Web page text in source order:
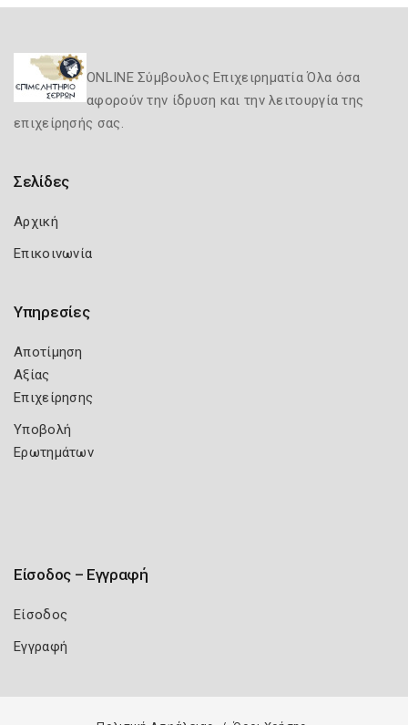
ONLINE Σύμβουλος Επιχειρηματία Όλα όσα
αφορούν την ίδρυση και την λειτουργία της
επιχείρησής σας.
Σελίδες
Αρχική
Επικοινωνία
Υπηρεσίες
Αποτίμηση
Αξίας
Επιχείρησης
Υποβολή
Ερωτημάτων
Είσοδος – Εγγραφή
Είσοδος
Εγγραφή